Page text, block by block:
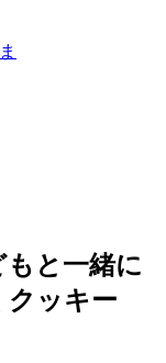
もと一緒に
クッキー